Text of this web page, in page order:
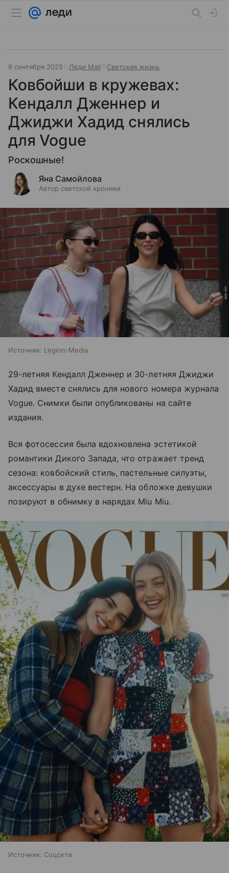
9 сентября 2025 Леди Mail Светская жизнь
Ковбойши в кружевах:
Кендалл Дженнер и
Джиджи Хадид снялись
для Vogue
Роскошные!
Яна Самойлова
Автор светской хроники
Источник: Legion-Media
29-летняя Кендалл Дженнер и 30-летняя Джиджи
Хадид вместе снялись для нового номера журнала
Vogue. Снимки были опубликованы на сайте
издания.
Вся фотосессия была вдохновлена эстетикой
романтики Дикого Запада, что отражает тренд
сезона: ковбойский стиль, пастельные силуэты,
аксессуары в духе вестерн. На обложке девушки
позируют в обнимку в нарядах Miu Miu.
Источник: Соцсети